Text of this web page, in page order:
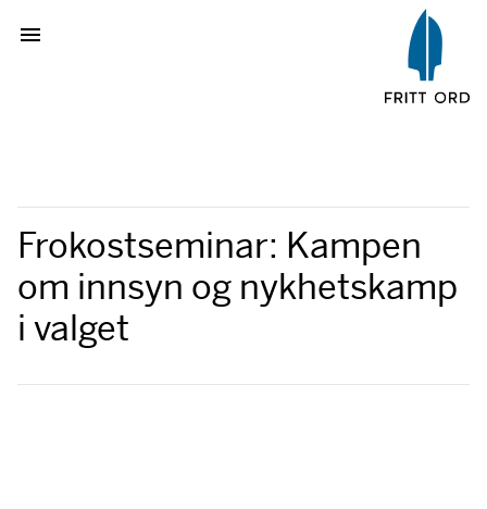
Frokostseminar: Kampen
om innsyn og nykhetskamp
i valget